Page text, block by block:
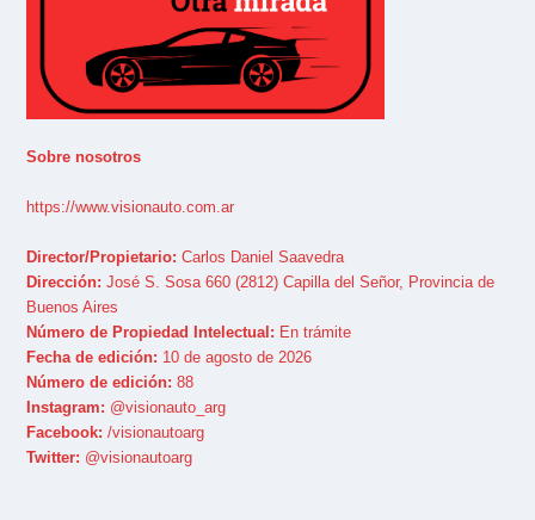
Sobre nosotros
https://www.visionauto.com.ar
Director/Propietario: Carlos Daniel Saavedra
Dirección: José S. Sosa 660 (2812) Capilla del Señor, Provincia de
Buenos Aires
Número de Propiedad Intelectual: En trámite
Fecha de edición: 10 de agosto de 2026
Número de edición: 88
Instagram: @visionauto_arg
Facebook: /visionautoarg
Twitter: @visionautoarg